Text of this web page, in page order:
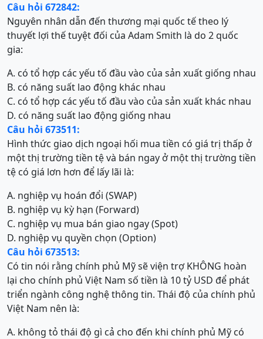
Câu hỏi 672842:
Nguyên nhân dẫn đến thương mại quốc tế theo lý
thuyết lợi thế tuyệt đối của Adam Smith là do 2 quốc
gia:
A. có tổ hợp các yếu tố đầu vào của sản xuất giống nhau
B. có năng suất lao động khác nhau
C. có tổ hợp các yếu tố đầu vào của sản xuất khác nhau
D. có năng suất lao động giống nhau
Câu hỏi 673511:
Hình thức giao dịch ngoại hối mua tiền có giá trị thấp ở
một thị trường tiền tệ và bán ngay ở một thị trường tiền
tệ có giá lơn hơn để lấy lãi là:
A. nghiệp vụ hoán đổi (SWAP)
B. nghiệp vụ kỳ hạn (Forward)
C. nghiệp vụ mua bán giao ngay (Spot)
D. nghiệp vụ quyền chọn (Option)
Câu hỏi 673513:
Có tin nói rằng chính phủ Mỹ sẽ viện trợ KHÔNG hoàn
lại cho chính phủ Việt Nam số tiền là 10 tỷ USD để phát
triển ngành công nghệ thông tin. Thái độ của chính phủ
Việt Nam nên là:
A. không tỏ thái độ gì cả cho đến khi chính phủ Mỹ có